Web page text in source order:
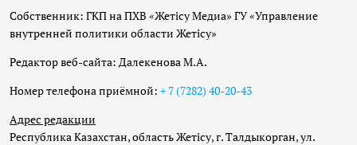
Собственник: ГКП на ПХВ «Жетісу Медиа» ГУ «Управление
внутренней политики области Жетісу»
Редактор веб-сайта: Далекенова М.А.
Номер телефона приёмной: + 7 (7282) 40-20-43
Адрес редакции
Республика Казахстан, область Жетісу, г. Талдыкорган, ул.